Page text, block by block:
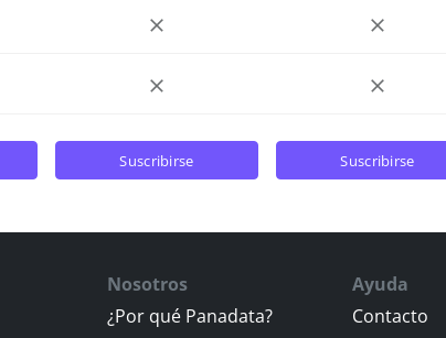
suscribirse suscribirse
Nosotros
¿Por qué Panadata?
Ayuda
Contacto